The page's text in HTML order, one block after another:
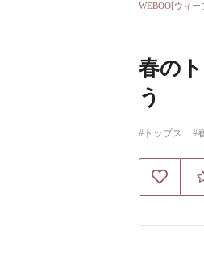
WEBOO[ウィー
春の
う
#トップス #